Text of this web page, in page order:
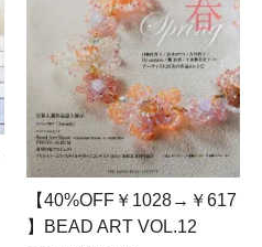
【40%OFF￥1028→￥617
】BEAD ART VOL.12